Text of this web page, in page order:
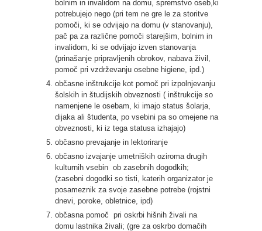
bolnim in invalidom na domu, spremstvo oseb,ki
potrebujejo nego (pri tem ne gre le za storitve
pomoči, ki se odvijajo na domu (v stanovanju),
pač pa za različne pomoči starejšim, bolnim in
invalidom, ki se odvijajo izven stanovanja
(prinašanje pripravljenih obrokov, nabava živil,
pomoč pri vzdrževanju osebne higiene, ipd.)
občasne inštrukcije kot pomoč pri izpolnjevanju
šolskih in študijskih obveznosti ( inštrukcije so
namenjene le osebam, ki imajo status šolarja,
dijaka ali študenta, po vsebini pa so omejene na
obveznosti, ki iz tega statusa izhajajo)
občasno prevajanje in lektoriranje
občasno izvajanje umetniških oziroma drugih
kulturnih vsebin ob zasebnih dogodkih;
(zasebni dogodki so tisti, katerih organizator je
posameznik za svoje zasebne potrebe (rojstni
dnevi, poroke, obletnice, ipd)
občasna pomoč pri oskrbi hišnih živali na
domu lastnika živali; (gre za oskrbo domačih